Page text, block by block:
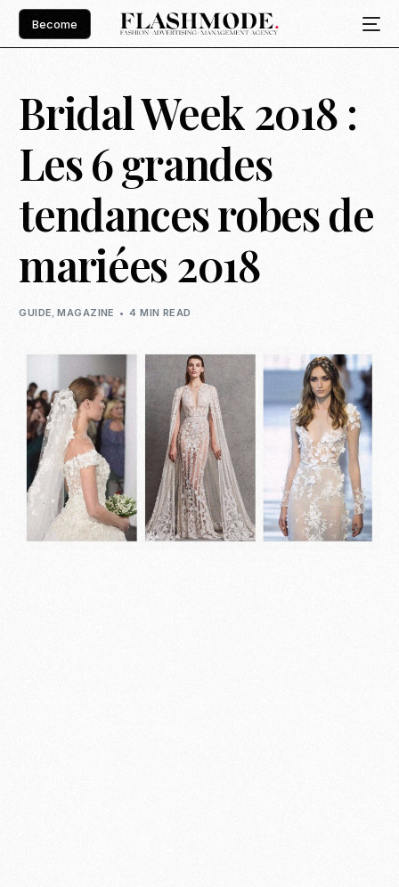
Become
Bridal Week 2018 :
Les 6 grandes
tendances robes de
mariées 2018
GUIDE,MAGAZINE 4 MIN READ